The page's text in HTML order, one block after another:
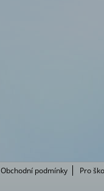
Obchodní podmínky Pro